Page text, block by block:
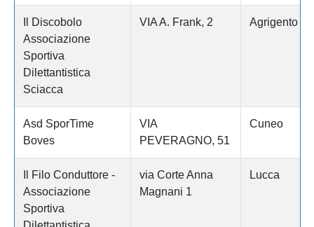
Il Discobolo
Associazione
Sportiva
Dilettantistica
Sciacca
VIA A. Frank, 2 Agrigento
Asd SporTime
Boves
VIA
PEVERAGNO, 51
Cuneo
Il Filo Conduttore -
Associazione
Sportiva
via Corte Anna
Magnani 1
Lucca